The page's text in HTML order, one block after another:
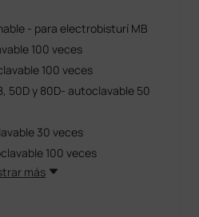
- para electrobisturí MB
100 veces
100 veces
50D y 80D- autoclavable 50
30 veces
100 veces
más